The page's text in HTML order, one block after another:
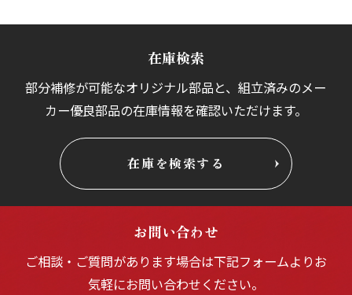
在庫検索
部分補修が可能なオリジナル部品と、組立済みのメー
カー優良部品の在庫情報を確認いただけます。
在庫を検索する
お問い合わせ
ご相談・ご質問があります場合は下記フォームよりお
気軽にお問い合わせください。